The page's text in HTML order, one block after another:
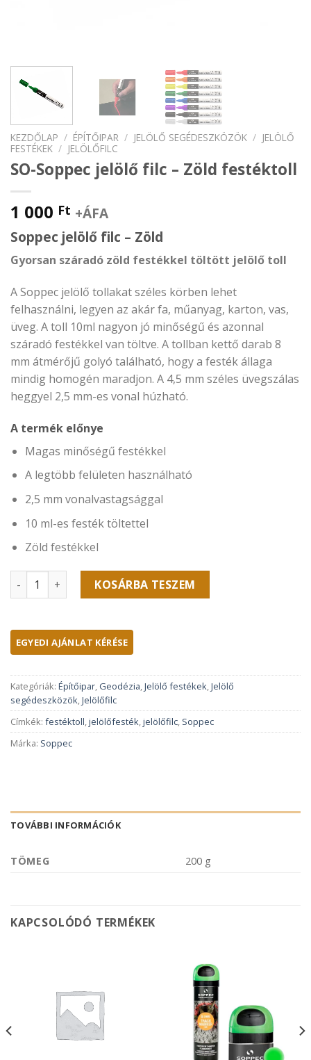
KEZDŐLAP / ÉPÍTŐIPAR / JELÖLŐ SEGÉDESZKÖZÖK / JELÖLŐ
FESTÉKEK / JELÖLŐFILC
SO-Soppec jelölő filc – Zöld festéktoll
1 000 Ft +ÁFA
Soppec jelölő filc – Zöld
Gyorsan száradó zöld festékkel töltött jelölő toll
A Soppec jelölő tollakat széles körben lehet
felhasználni, legyen az akár fa, műanyag, karton, vas,
üveg. A toll 10ml nagyon jó minőségű és azonnal
száradó festékkel van töltve. A tollban kettő darab 8
mm átmérőjű golyó található, hogy a festék állaga
mindig homogén maradjon. A 4,5 mm széles üvegszálas
heggyel 2,5 mm-es vonal húzható.
A termék előnye
Magas minőségű festékkel
A legtöbb felületen használható
2,5 mm vonalvastagsággal
10 ml-es festék töltettel
Zöld festékkel
SO-Soppec jelölő filc - Zöld festéktoll mennyiség
KOSÁRBA TESZEM
Kategóriák: Építőipar, Geodézia,Jelölő festékek,Jelölő
segédeszközök,Jelölőfilc
Címkék: festéktoll,jelölőfesték,jelölőfilc, Soppec
Márka: Soppec
TOVÁBBI INFORMÁCIÓK
TÖMEG 200 g
KAPCSOLÓDÓ TERMÉKEK